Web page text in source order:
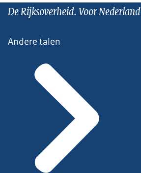
De Rijksoverheid. Voor Nederland
Andere talen